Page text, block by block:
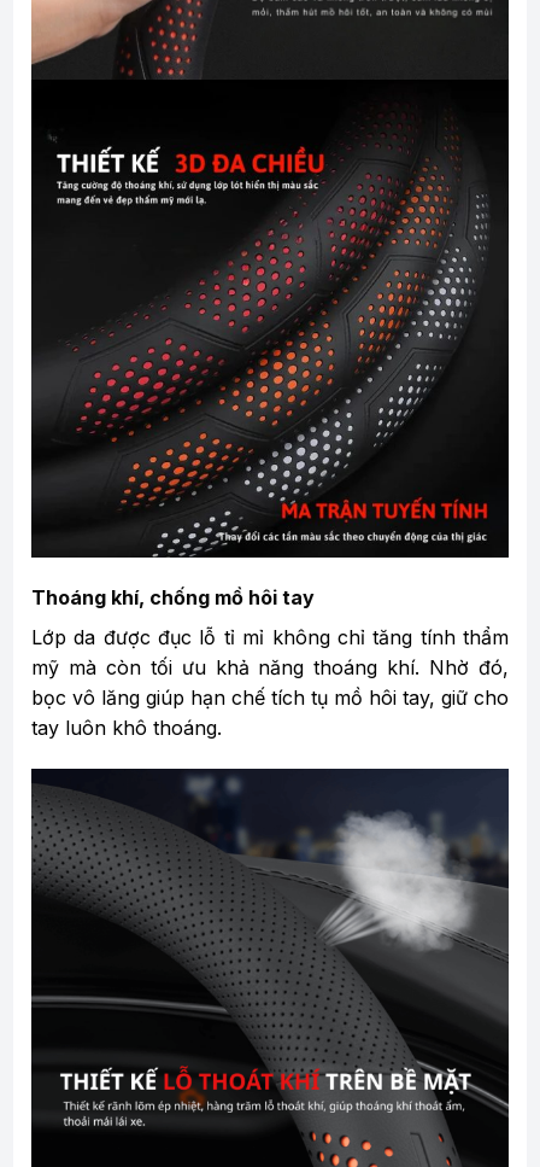
Thoáng khí, chống mồ hôi tay
Lớp da được đục lỗ tỉ mỉ không chỉ tăng tính thẩm
mỹ mà còn tối ưu khả năng thoáng khí. Nhờ đó,
bọc vô lăng giúp hạn chế tích tụ mồ hôi tay, giữ cho
tay luôn khô thoáng.